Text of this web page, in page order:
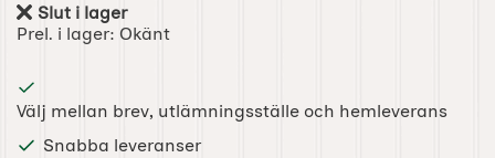
Tillgänglighet:
Slut i lager
Prel. i lager: Okänt
Välj mellan brev, utlämningsställe och hemleverans
Snabba leveranser